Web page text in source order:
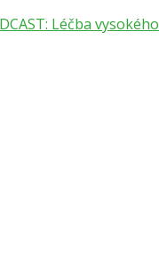
Léčba